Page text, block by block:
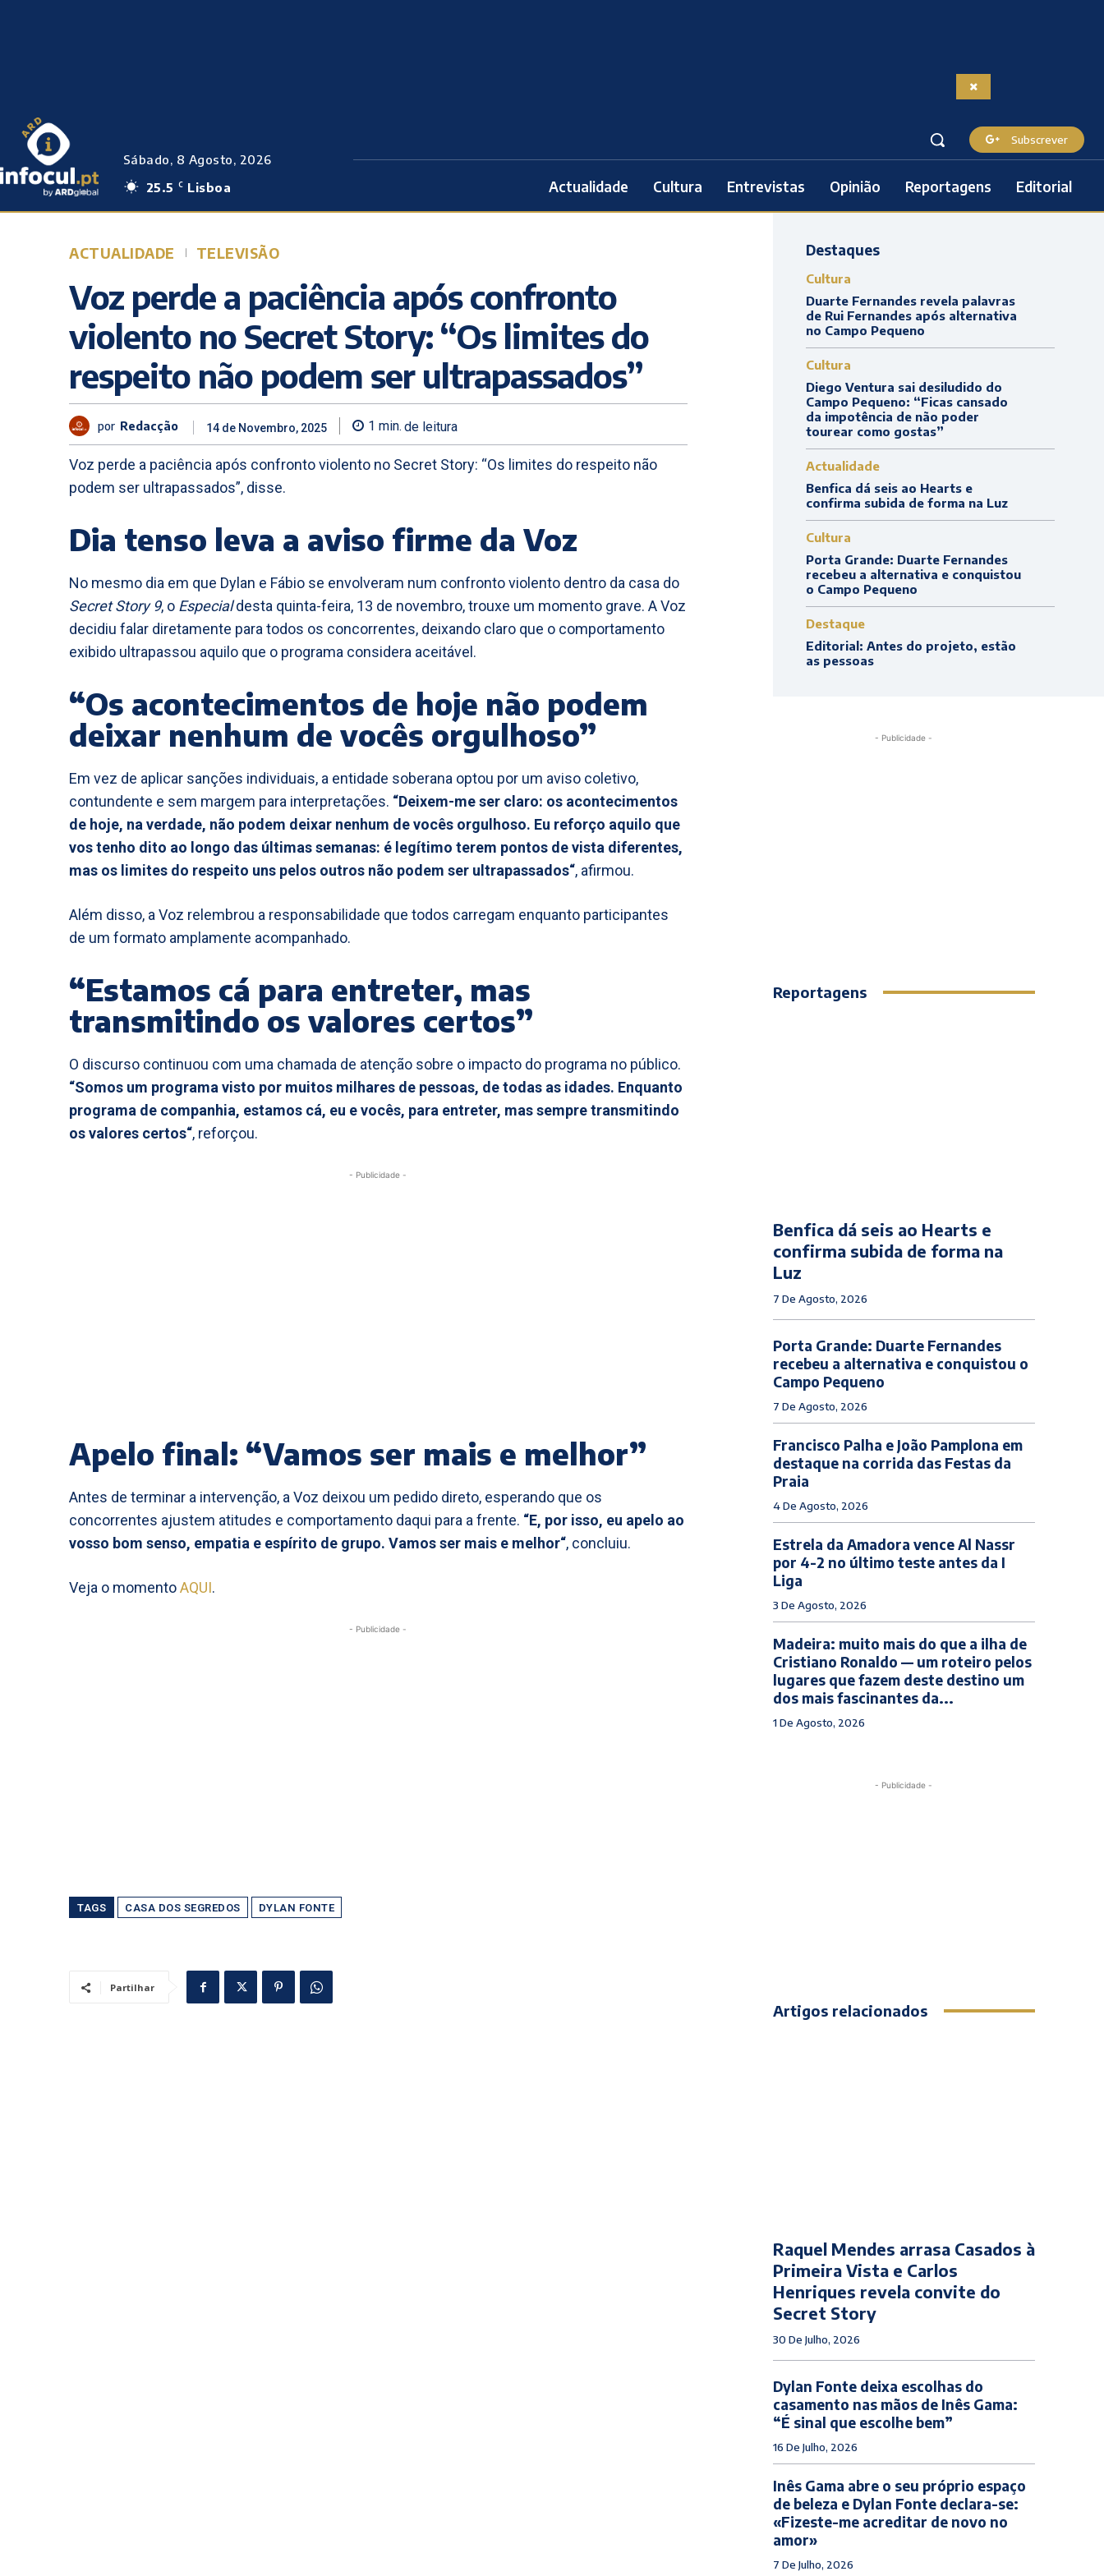
Sábado, 8 Agosto, 2026
25.5
C Lisboa
Subscrever
Actualidade Cultura Entrevistas Opinião Reportagens Editorial
ACTUALIDADE TELEVISÃO
Voz perde a paciência após confronto
violento no Secret Story: “Os limites do
respeito não podem ser ultrapassados”
por Redacção 14 de Novembro, 2025 1 min. de leitura
Voz perde a paciência após confronto violento no Secret Story: “Os limites do respeito não
podem ser ultrapassados”, disse.
Dia tenso leva a aviso firme da Voz
No mesmo dia em que Dylan e Fábio se envolveram num confronto violento dentro da casa do
Secret Story 9, o Especialdesta quinta-feira, 13 de novembro, trouxe um momento grave. A Voz
decidiu falar diretamente para todos os concorrentes, deixando claro que o comportamento
exibido ultrapassou aquilo que o programa considera aceitável.
“Os acontecimentos de hoje não podem
deixar nenhum de vocês orgulhoso”
Em vez de aplicar sanções individuais, a entidade soberana optou por um aviso coletivo,
contundente e sem margem para interpretações. “Deixem-me ser claro: os acontecimentos
de hoje, na verdade, não podem deixar nenhum de vocês orgulhoso. Eu reforço aquilo que
vos tenho dito ao longo das últimas semanas: é legítimo terem pontos de vista diferentes,
mas os limites do respeito uns pelos outros não podem ser ultrapassados“, afirmou.
Além disso, a Voz relembrou a responsabilidade que todos carregam enquanto participantes
de um formato amplamente acompanhado.
“Estamos cá para entreter, mas
transmitindo os valores certos”
O discurso continuou com uma chamada de atenção sobre o impacto do programa no público.
“Somos um programa visto por muitos milhares de pessoas, de todas as idades. Enquanto
programa de companhia, estamos cá, eu e vocês, para entreter, mas sempre transmitindo
os valores certos“, reforçou.
- Publicidade -
Apelo final: “Vamos ser mais e melhor”
Antes de terminar a intervenção, a Voz deixou um pedido direto, esperando que os
concorrentes ajustem atitudes e comportamento daqui para a frente. “E, por isso, eu apelo ao
vosso bom senso, empatia e espírito de grupo. Vamos ser mais e melhor“, concluiu.
Veja o momentoAQUI.
- Publicidade -
TAGS CASA DOS SEGREDOS DYLAN FONTE
Partilhar
Destaques
Cultura
Duarte Fernandes revela palavras
de Rui Fernandes após alternativa
no Campo Pequeno
Cultura
Diego Ventura sai desiludido do
Campo Pequeno: “Ficas cansado
da impotência de não poder
tourear como gostas”
Actualidade
Benfica dá seis ao Hearts e
confirma subida de forma na Luz
Cultura
Porta Grande: Duarte Fernandes
recebeu a alternativa e conquistou
o Campo Pequeno
Destaque
Editorial: Antes do projeto, estão
as pessoas
- Publicidade -
Reportagens
Benfica dá seis ao Hearts e
confirma subida de forma na
Luz
7 De Agosto, 2026
Porta Grande: Duarte Fernandes
recebeu a alternativa e conquistou o
Campo Pequeno
7 De Agosto, 2026
Francisco Palha e João Pamplona em
destaque na corrida das Festas da
Praia
4 De Agosto, 2026
Estrela da Amadora vence Al Nassr
por 4-2 no último teste antes da I
Liga
3 De Agosto, 2026
Madeira: muito mais do que a ilha de
Cristiano Ronaldo — um roteiro pelos
lugares que fazem deste destino um
dos mais fascinantes da...
1 De Agosto, 2026
- Publicidade -
Artigos relacionados
Raquel Mendes arrasa Casados à
Primeira Vista e Carlos
Henriques revela convite do
Secret Story
30 De Julho, 2026
Dylan Fonte deixa escolhas do
casamento nas mãos de Inês Gama:
“É sinal que escolhe bem”
16 De Julho, 2026
Inês Gama abre o seu próprio espaço
de beleza e Dylan Fonte declara-se:
«Fizeste-me acreditar de novo no
amor»
7 De Julho, 2026